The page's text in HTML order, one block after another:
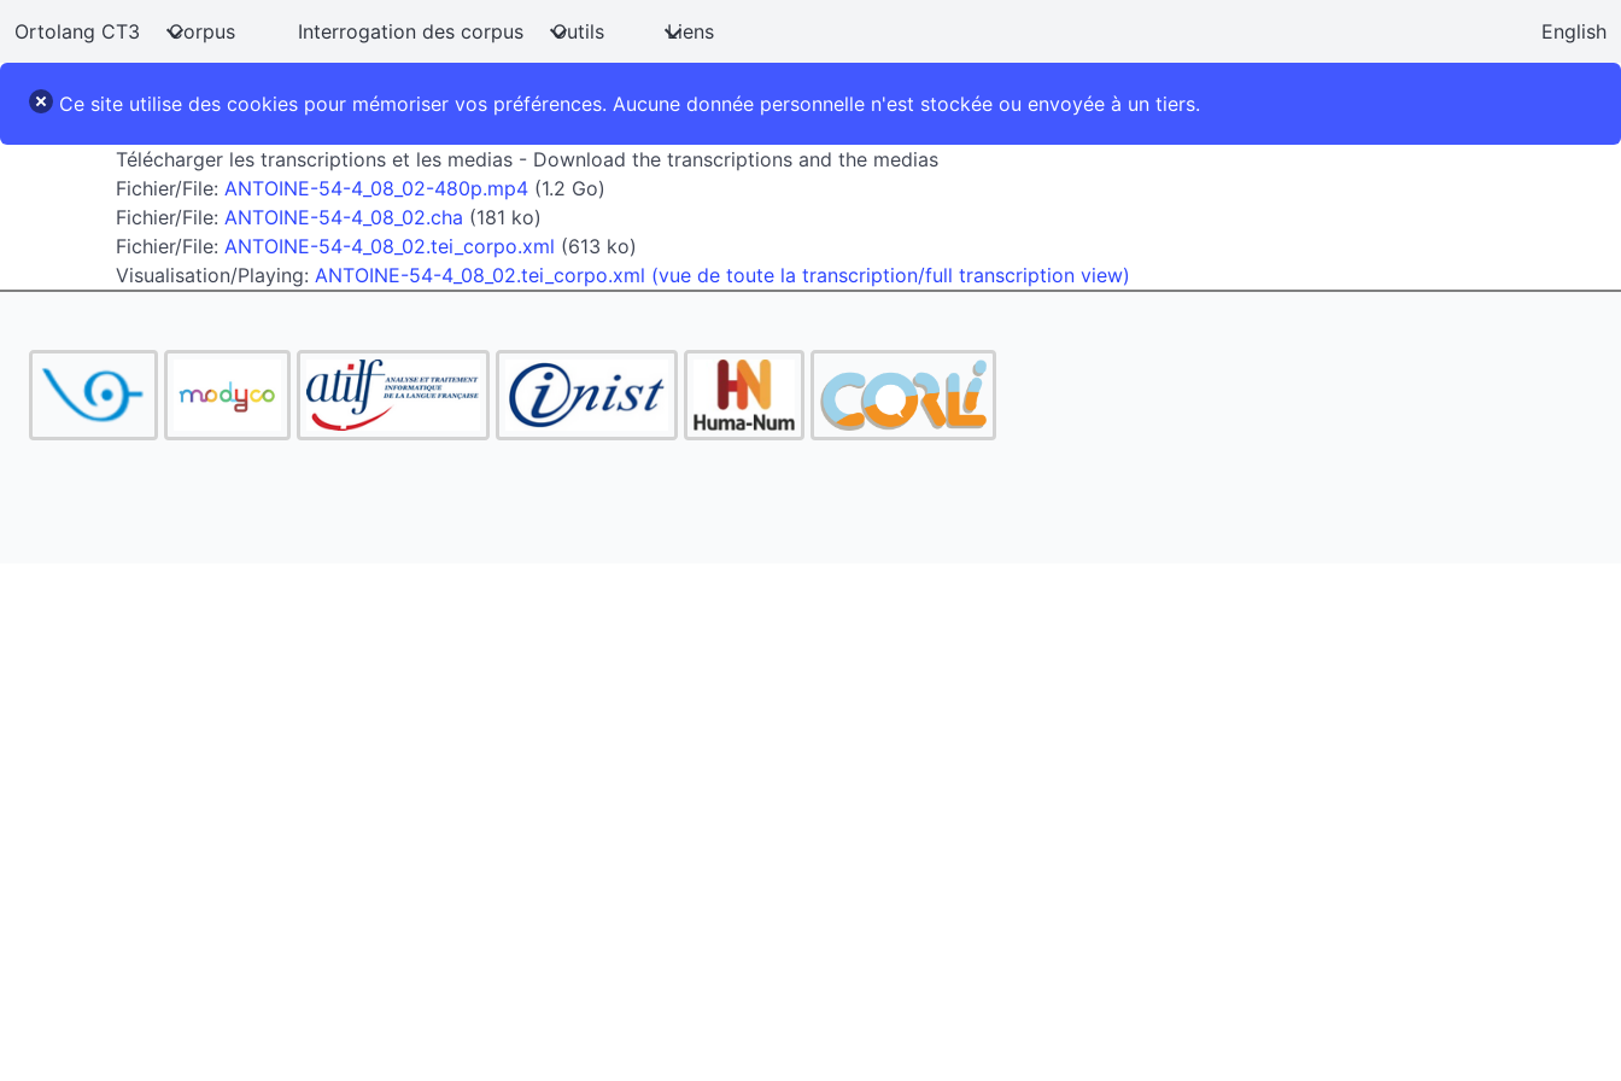
Ortolang CT3 Corpus Interrogation des corpus Outils Liens English
Ce site utilise des cookies pour mémoriser vos préférences. Aucune donnée personnelle n'est stockée ou envoyée à un tiers.
Télécharger les transcriptions et les medias - Download the transcriptions and the medias
Fichier/File: ANTOINE-54-4_08_02-480p.mp4 (1.2 Go)
Fichier/File: ANTOINE-54-4_08_02.cha (181 ko)
Fichier/File: ANTOINE-54-4_08_02.tei_corpo.xml (613 ko)
Visualisation/Playing: ANTOINE-54-4_08_02.tei_corpo.xml (vue de toute la transcription/full transcription view)